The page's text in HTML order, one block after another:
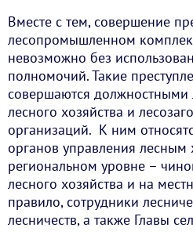
Вместе с тем, совершение
лесопромышленном
невозможно без
полномочий. Такие
совершаются должностными
лесного хозяйства и
организаций. К ним
органов управления лесным
региональном уровне –
лесного хозяйства и на
правило, сотрудники
лесничеств, а также Главы